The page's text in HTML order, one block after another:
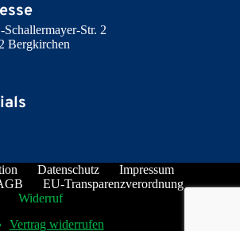
Schallermayer-Str. 2
Bergkirchen
Datenschutz
Impressum
EU-Transparenzverordnung
Widerruf
Vertrag widerrufen